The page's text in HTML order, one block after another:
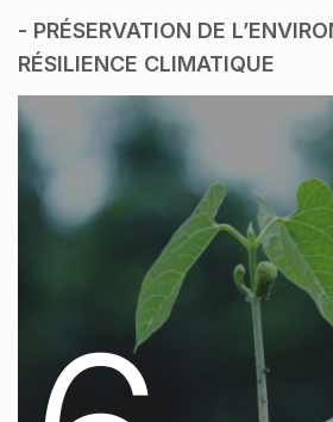
- PRÉSERVATION DE
RÉSILIENCE CLIMATIQUE